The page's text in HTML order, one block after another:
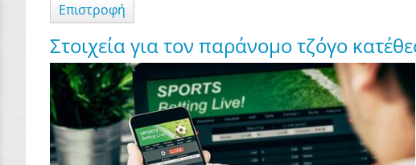
Επιστροφή
Στοιχεία για τον παράνομο τζόγο